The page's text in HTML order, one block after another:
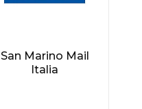
San Marino Mail
Italia